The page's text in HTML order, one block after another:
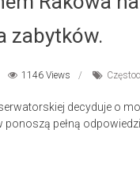
zabytków.
1146 Views
decyduje o
pełną